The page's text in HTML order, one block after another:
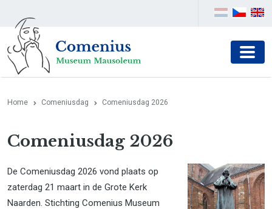
Home Comeniusdag Comeniusdag 2026
Comeniusdag 2026
De Comeniusdag 2026 vond plaats op
zaterdag 21 maart in de Grote Kerk
Naarden. Stichting Comenius Museum